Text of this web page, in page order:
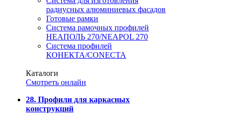
радиусных алюминиевых фасадов
Готовые рамки
Система рамочных профилей
НЕАПОЛЬ 270/NEAPOL 270
Система профилей
КОНЕКТА/CONECTA
Каталоги
Смотреть онлайн
28. Профили для каркасных
конструкций